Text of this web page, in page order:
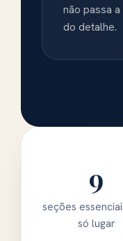
não passa
do detalhe.
9
seções
só lugar